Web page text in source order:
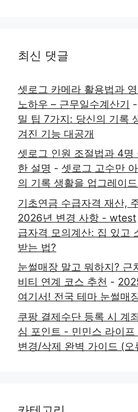
최신 댓글
셋로그 카메라 활용법과
노하우 – 근무일수계산기 -
밀 팁 7가지: 당신의 기록
겨진 기능 대공개
셋로그 인원 조절법과 4명
한 설명 - 셋로그 고수만
의 기록 생활을 업그레이
기초연금 수급자격 재산,
2026년 변경 사항 - wtest
급자격 모의계산: 집 있고
받는 법?
눈썰매장 말고 뭐하지? 근
비티 연계 코스 추천 -
여기서! 전국 테마 눈썰매
쿠팡 결제수단 등록 시 계
심 포인트 - 민민스 라이프
변경/삭제 완벽 가이드 (오